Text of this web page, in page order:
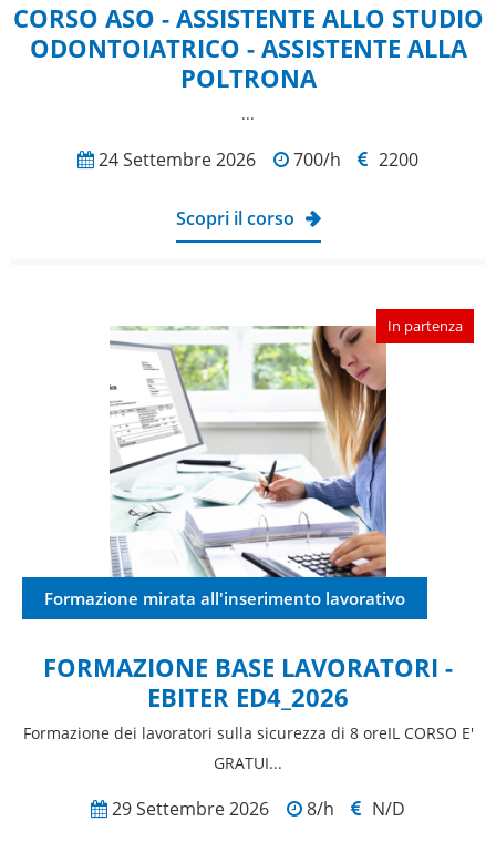
CORSO ASO - ASSISTENTE ALLO STUDIO
ODONTOIATRICO - ASSISTENTE ALLA
POLTRONA
...
24 Settembre 2026 700/h 2200
Scopri il corso
In partenza
Formazione mirata all'inserimento lavorativo
FORMAZIONE BASE LAVORATORI -
EBITER ED4_2026
Formazione dei lavoratori sulla sicurezza di 8 oreIL CORSO E'
GRATUI...
29 Settembre 2026 8/h N/D